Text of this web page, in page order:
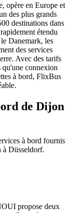
opère en Europe et
des plus grands
destinations dans
étendu
Danemark, les
des services
Avec des tarifs
qu'une connexion
à bord, FlixBus
de Dijon
à bord fournis
Düsseldorf.
propose deux